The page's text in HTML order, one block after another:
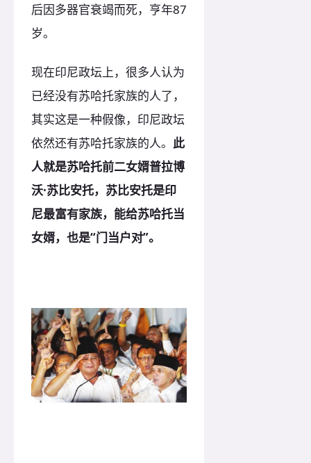
后因多器官衰竭而死，亨年87
岁。
现在印尼政坛上，很多人认为
已经没有苏哈托家族的人了，
其实这是一种假像，印尼政坛
依然还有苏哈托家族的人。 此
人就是苏哈托前二女婿普拉博
沃·苏比安托，苏比安托是印
尼最富有家族，能给苏哈托当
女婿，也是“门当户对”。